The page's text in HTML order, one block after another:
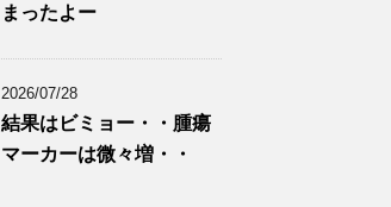
まったよー
2026/07/28
結果はビミョー・・腫瘍
マーカーは微々増・・